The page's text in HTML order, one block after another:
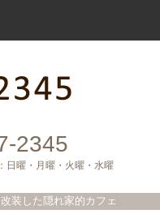
ェ
2345
日曜・月曜・火曜・水曜
装した隠れ家的カフェ